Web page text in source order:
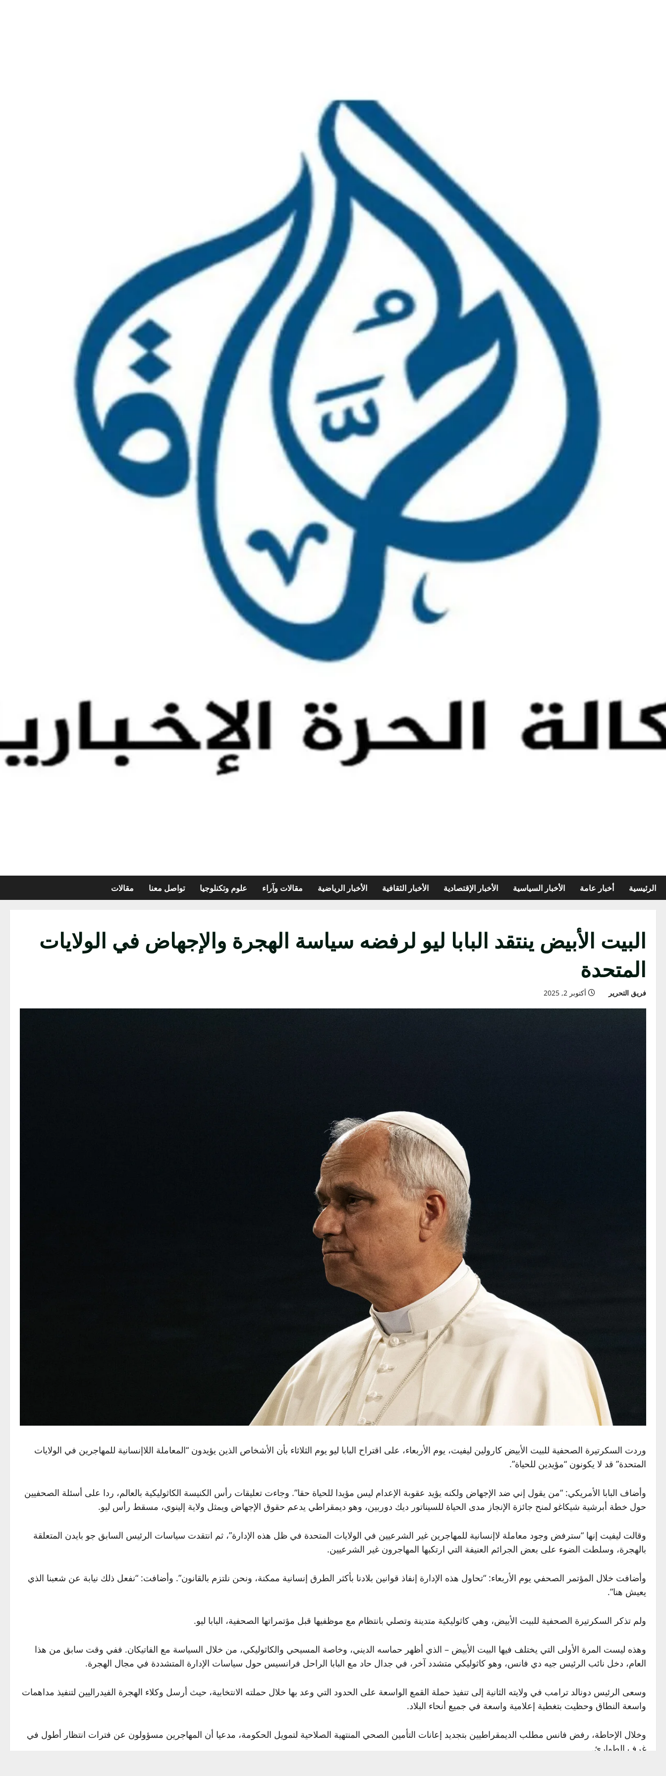
الرئيسية أخبار عامة الأخبار السياسية الأخبار الإقتصادية الأخبار الثقافية الأخبار الرياضية مقالات وآراء علوم وتكنلوجيا تواصل معنا مقالات
البيت الأبيض ينتقد البابا ليو لرفضه سياسة الهجرة والإجهاض في الولايات
المتحدة
فريق التحرير أكتوبر 2, 2025
وردت السكرتيرة الصحفية للبيت الأبيض كارولين ليفيت، يوم الأربعاء، على اقتراح البابا ليو يوم الثلاثاء بأن الأشخاص الذين يؤيدون “المعاملة اللاإنسانية للمهاجرين في الولايات
المتحدة” قد لا يكونون “مؤيدين للحياة”.
وأضاف البابا الأمريكي: “من يقول إني ضد الإجهاض ولكنه يؤيد عقوبة الإعدام ليس مؤيدا للحياة حقا”. وجاءت تعليقات رأس الكنيسة الكاثوليكية بالعالم، ردا على أسئلة الصحفيين
حول خطة أبرشية شيكاغو لمنح جائزة الإنجاز مدى الحياة للسيناتور ديك دوربين، وهو ديمقراطي يدعم حقوق الإجهاض ويمثل ولاية إلينوي، مسقط رأس ليو.
وقالت ليفيت إنها “سترفض وجود معاملة لاإنسانية للمهاجرين غير الشرعيين في الولايات المتحدة في ظل هذه الإدارة”، ثم انتقدت سياسات الرئيس السابق جو بايدن المتعلقة
بالهجرة، وسلطت الضوء على بعض الجرائم العنيفة التي ارتكبها المهاجرون غير الشرعيين.
وأضافت خلال المؤتمر الصحفي يوم الأربعاء: “تحاول هذه الإدارة إنفاذ قوانين بلادنا بأكثر الطرق إنسانية ممكنة، ونحن نلتزم بالقانون”. وأضافت: “نفعل ذلك نيابة عن شعبنا الذي
يعيش هنا”.
ولم تذكر السكرتيرة الصحفية للبيت الأبيض، وهي كاثوليكية متدينة وتصلي بانتظام مع موظفيها قبل مؤتمراتها الصحفية، البابا ليو.
وهذه ليست المرة الأولى التي يختلف فيها البيت الأبيض – الذي أظهر حماسه الديني، وخاصة المسيحي والكاثوليكي، من خلال السياسة مع الفاتيكان. ففي وقت سابق من هذا
العام، دخل نائب الرئيس جيه دي فانس، وهو كاثوليكي متشدد آخر، في جدال حاد مع البابا الراحل فرانسيس حول سياسات الإدارة المتشددة في مجال الهجرة.
وسعى الرئيس دونالد ترامب في ولايته الثانية إلى تنفيذ حملة القمع الواسعة على الحدود التي وعد بها خلال حملته الانتخابية، حيث أرسل وكلاء الهجرة الفيدراليين لتنفيذ مداهمات
واسعة النطاق وحظيت بتغطية إعلامية واسعة في جميع أنحاء البلاد.
وخلال الإحاطة، رفض فانس مطلب الديمقراطيين بتجديد إعانات التأمين الصحي المنتهية الصلاحية لتمويل الحكومة، مدعيا أن المهاجرين مسؤولون عن فترات انتظار أطول في
غرف الطوارئ.